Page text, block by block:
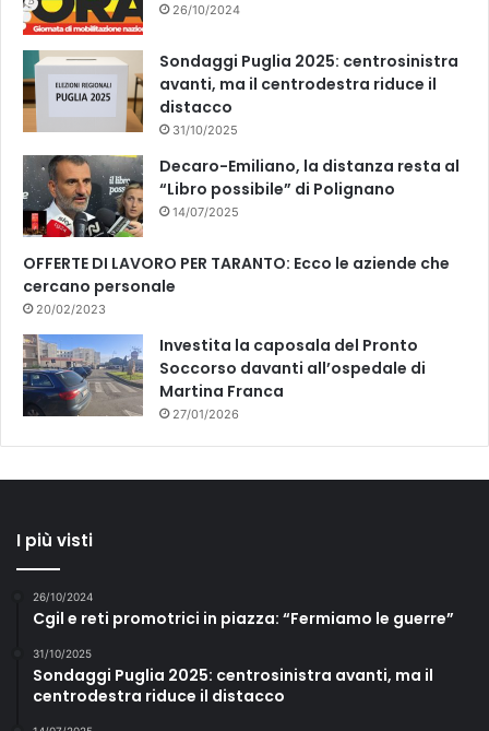
26/10/2024
Sondaggi Puglia 2025: centrosinistra
avanti, ma il centrodestra riduce il
distacco
31/10/2025
Decaro-Emiliano, la distanza resta al
“Libro possibile” di Polignano
14/07/2025
OFFERTE DI LAVORO PER TARANTO: Ecco le aziende che
cercano personale
20/02/2023
Investita la caposala del Pronto
Soccorso davanti all’ospedale di
Martina Franca
27/01/2026
I più visti
26/10/2024
Cgil e reti promotrici in piazza: “Fermiamo le guerre”
31/10/2025
Sondaggi Puglia 2025: centrosinistra avanti, ma il
centrodestra riduce il distacco